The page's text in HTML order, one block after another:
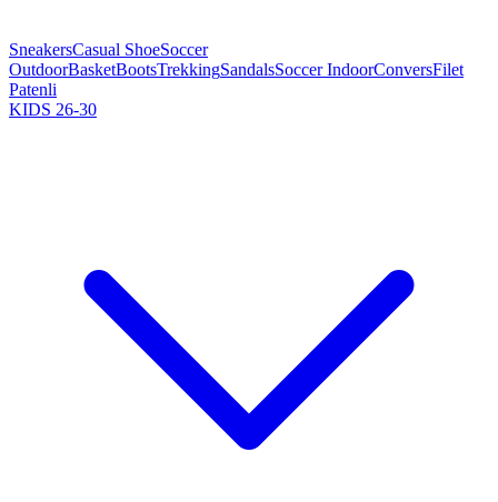
SneakersCasual ShoeSoccer
OutdoorBasketBootsTrekkingSandalsSoccer IndoorConversFilet
Patenli
KIDS 26-30